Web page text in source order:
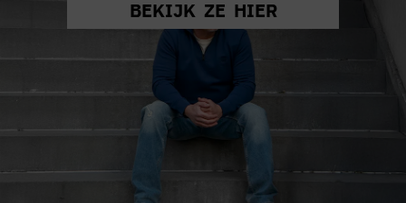
BEKIJK ZE HIER